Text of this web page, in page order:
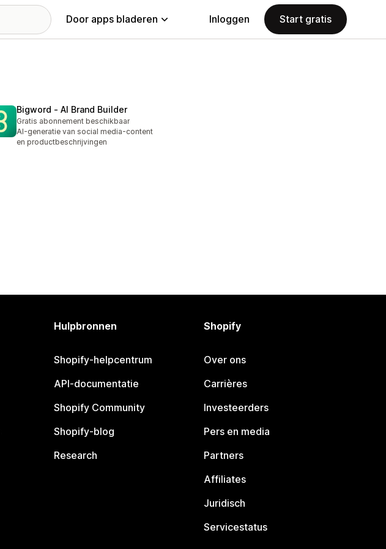
Door apps bladeren Inloggen Start gratis
Bigword ‑ AI Brand Builder
Gratis abonnement beschikbaar
AI-generatie van social media-content
en productbeschrijvingen
Hulpbronnen
Shopify-helpcentrum
API-documentatie
Shopify Community
Shopify-blog
Research
Shopify
Over ons
Carrières
Investeerders
Pers en media
Partners
Affiliates
Juridisch
Servicestatus